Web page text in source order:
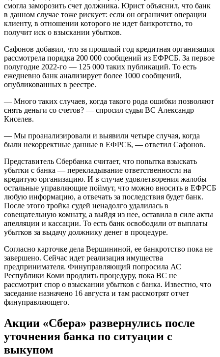
смогла заморозить счет должника. Юрист объяснил, что банк
в данном случае тоже рискует: если он ограничит операции
клиенту, в отношении которого не идет банкротство, то
получит иск о взыскании убытков.
Сафонов добавил, что за прошлый год кредитная организация
рассмотрела порядка 200 000 сообщений из ЕФРСБ. За первое
полугодие 2022-го — 125 000 таких публикаций. То есть
ежедневно банк анализирует более 1000 сообщений,
опубликованных в реестре.
— Много таких случаев, когда такого рода ошибки позволяют
снять деньги со счетов? — спросил судья ВС Александр
Киселев.
— Мы проанализировали и выявили четыре случая, когда
были некорректные данные в ЕФРСБ, — ответил Сафонов.
Представитель Сбербанка считает, что попытка взыскать
убытки с банка — перекладывание ответственности на
кредитую организацию. И в случае удовлетворения жалобы
остальные управляющие поймут, что можно вносить в ЕФРСБ
любую информацию, а отвечать за последствия будет банк.
После этого тройка судей ненадолго удалилась в
совещательную комнату, а выйдя из нее, оставила в силе акты
апелляции и кассации. То есть банк освободили от выплаты
убытков за выдачу должнику денег в процедуре.
Согласно карточке дела Вершининой, ее банкротство пока не
завершено. Сейчас идет реализация имущества
предпринимателя. Финуправляющий попросила АС
Республики Коми продлить процедуру, пока ВС не
рассмотрит спор о взыскании убытков с банка. Известно, что
заседание назначено 16 августа и там рассмотрят отчет
финуправляющего.
Акции «Сбера» развернулись после
уточнения банка по ситуации с
выкупом